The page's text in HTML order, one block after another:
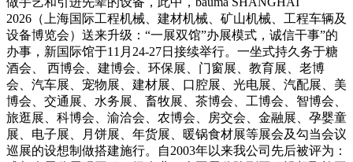
2026（上海国际工程机械、建材机械、矿山机械、工程车辆及
设备博览会）送来升级：“一展双馆”办展模式，诚信干事”的
办事，新国际馆于11月24-27日接续举行。一坐式持久务于糖
酒会、 西博会、建博会、环保展、门窗展、教育展、老博
会、汽车展、宠物展、建材展、口腔展、光电展、汽配展、美
博会、交通展、水务展、畜牧展、茶博会、工博会、智博会、
旅逛展、科博会、渝洽会、农博会、房交会、金融展、孕婴童
展、电子展、月饼展、年货展、暖锅食材展等展会及勾当会议
巡展的设想制做搭建施行。自2003年以来我公司先后被评为：